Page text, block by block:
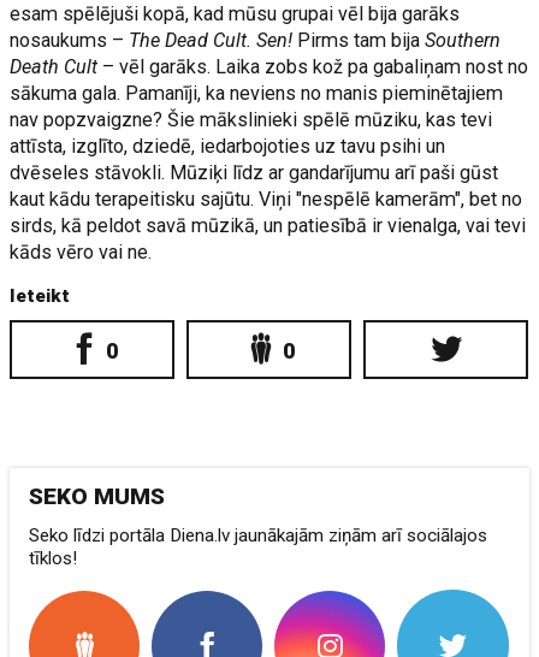
esam spēlējuši kopā, kad mūsu grupai vēl bija garāks
nosaukums – The Dead Cult. Sen! Pirms tam bijaSouthern
Death Cult– vēl garāks. Laika zobs kož pa gabaliņam nost no
sākuma gala. Pamanīji, ka neviens no manis pieminētajiem
nav popzvaigzne? Šie mākslinieki spēlē mūziku, kas tevi
attīsta, izglīto, dziedē, iedarbojoties uz tavu psihi un
dvēseles stāvokli. Mūziķi līdz ar gandarījumu arī paši gūst
kaut kādu terapeitisku sajūtu. Viņi "nespēlē kamerām", bet no
sirds, kā peldot savā mūzikā, un patiesībā ir vienalga, vai tevi
kāds vēro vai ne.
Ieteikt
0 0
SEKO MUMS
Seko līdzi portāla Diena.lv jaunākajām ziņām arī sociālajos
tīklos!